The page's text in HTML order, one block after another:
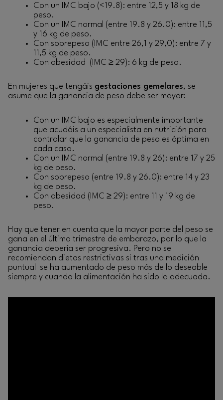
Con un IMC bajo (<19.8): entre 12,5 y 18 kg de
peso.
Con un IMC normal (entre 19.8 y 26.0): entre 11,5
y 16 kg de peso.
Con sobrepeso (IMC entre 26,1 y 29,0): entre 7 y
11,5 kg de peso.
Con obesidad (IMC ≥ 29): 6 kg de peso.
En mujeres que tengáis gestaciones gemelares, se
asume que la ganancia de peso debe ser mayor:
Con un IMC bajo es especialmente importante
que acudáis a un especialista en nutrición para
controlar que la ganancia de peso es óptima en
cada caso.
Con un IMC normal (entre 19.8 y 26): entre 17 y 25
kg de peso.
Con sobrepeso (entre 19.8 y 26.0): entre 14 y 23
kg de peso.
Con obesidad (IMC ≥ 29): entre 11 y 19 kg de
peso.
Hay que tener en cuenta que la mayor parte del peso se
gana en el último trimestre de embarazo, por lo que la
ganancia debería ser progresiva. Pero no se
recomiendan dietas restrictivas si tras una medición
puntual se ha aumentado de peso más de lo deseable
siempre y cuando la alimentación ha sido la adecuada.